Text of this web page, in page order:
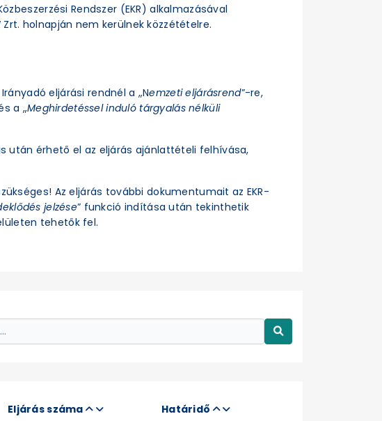
Rendszer (EKR) alkalmazásával
holnapján nem kerülnek közzétételre.
eljárási rendnél a „Nemzeti eljárásrend”-re,
a „Meghirdetéssel induló tárgyalás nélküli
után érhető el az eljárás ajánlattételi felhívása,
Az eljárás további dokumentumait az EKR-
jelzése” funkció indítása után tekinthetik
tehetők fel.
Eljárás száma Határidő